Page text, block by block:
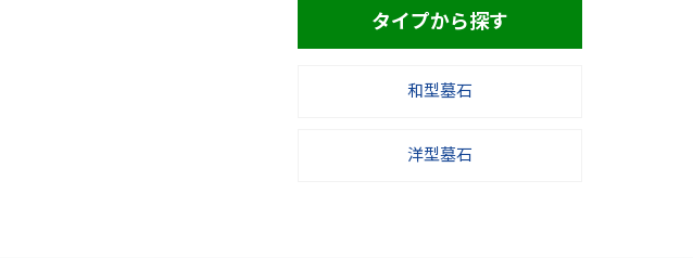
タイプから探す
和型墓石
洋型墓石